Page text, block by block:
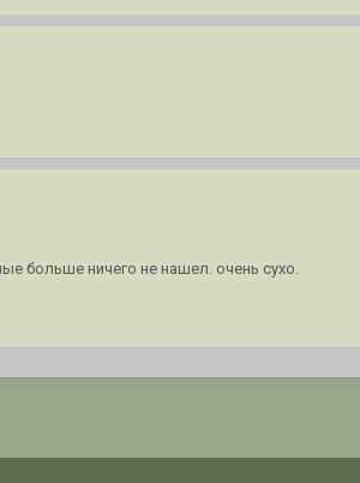
больше ничего не нашел. очень сухо.